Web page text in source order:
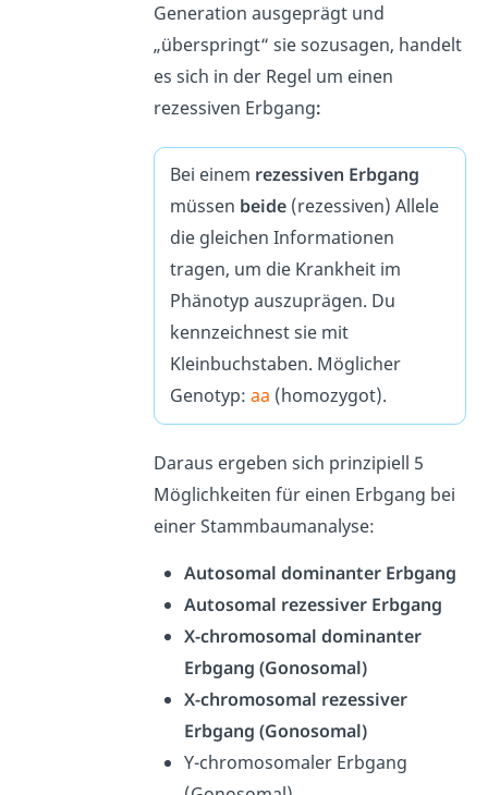
Generation ausgeprägt und
„überspringt“ sie sozusagen, handelt
es sich in der Regel um einen
rezessiven Erbgang:
Bei einem rezessiven Erbgang
müssen beide (rezessiven) Allele
die gleichen Informationen
tragen, um die Krankheit im
Phänotyp auszuprägen. Du
kennzeichnest sie mit
Kleinbuchstaben. Möglicher
Genotyp:aa (homozygot).
Daraus ergeben sich prinzipiell 5
Möglichkeiten für einen Erbgang bei
einer Stammbaumanalyse:
Autosomal dominanter Erbgang
Autosomal rezessiver Erbgang
X-chromosomal dominanter
Erbgang (Gonosomal)
X-chromosomal rezessiver
Erbgang (Gonosomal)
Y-chromosomaler Erbgang